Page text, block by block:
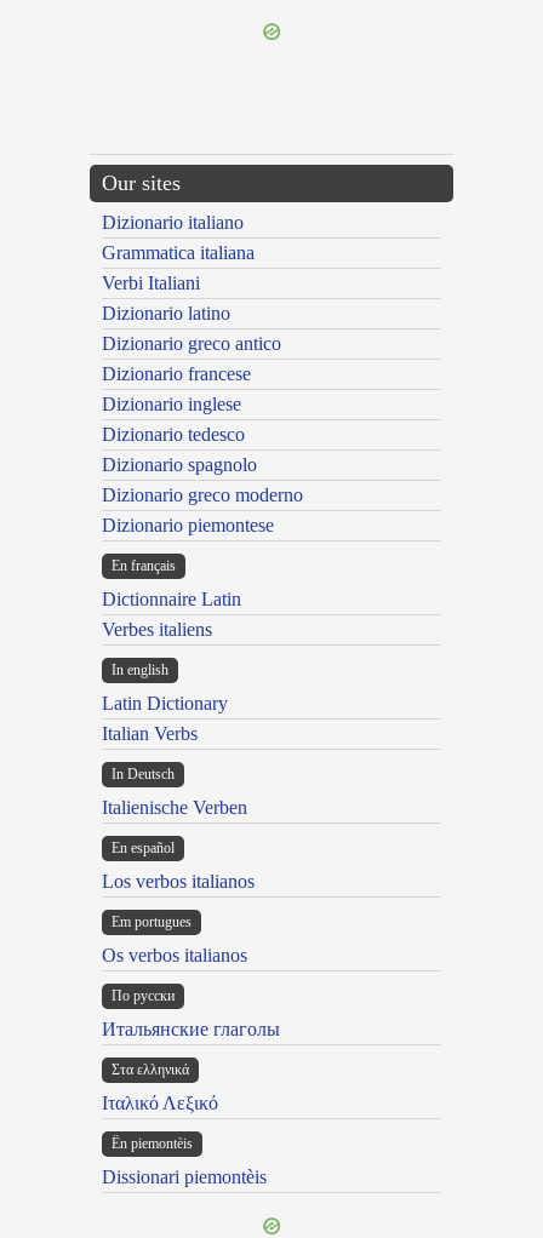
Our sites
Dizionario italiano
Grammatica italiana
Verbi Italiani
Dizionario latino
Dizionario greco antico
Dizionario francese
Dizionario inglese
Dizionario tedesco
Dizionario spagnolo
Dizionario greco moderno
Dizionario piemontese
En français
Dictionnaire Latin
Verbes italiens
In english
Latin Dictionary
Italian Verbs
In Deutsch
Italienische Verben
En español
Los verbos italianos
Em portugues
Os verbos italianos
По русски
Итальянские глаголы
Στα ελληνικά
Ιταλικό Λεξικό
Ën piemontèis
Dissionari piemontèis